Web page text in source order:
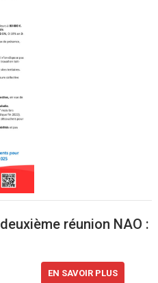
réunion NAO :
EN SAVOIR PLUS